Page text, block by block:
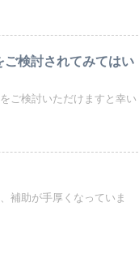
検討されてみてはい
ご検討いただけますと幸い
補助が手厚くなっていま